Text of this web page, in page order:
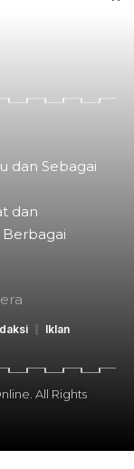
dan Sebagai
dan
Iklan
All Rights